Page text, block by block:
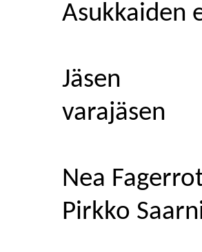
Asukkaiden
Jäsen
varajäsen
Nea
Pirkko